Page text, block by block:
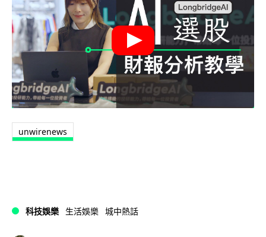
unwirenews
科技娛樂 生活娛樂 城中熱話